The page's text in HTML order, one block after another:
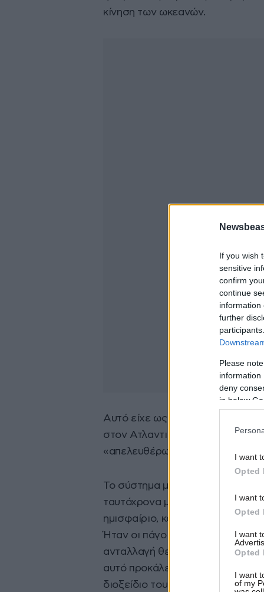
If you wish
sensitive
confirm
continue
information
further
Please
information
deny
in below
I want
Opted
I want
Opted
I want
Opted
I want
of my
κίνηση των ωκεανών.
Αυτό είχε ως αποτέλεσμα τη
στον Ατλαντικό μέσω των
«απελευθέρωσή» τους στον
Το σύστημα μεταφοράς των
ταυτόχρονα με μια σημαντική
ημισφαίριο, καθώς και μια
Ήταν οι πάγοι της Ανταρκτικής
ανταλλαγή θερμότητας στην
αυτό προκάλεσε μια παγκόσμια
διοξείδιο του άνθρακα στην